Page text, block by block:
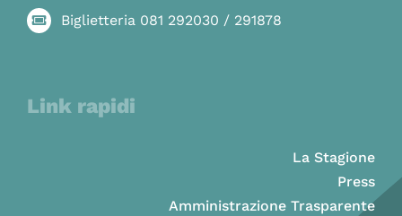
Biglietteria 081 292030 / 291878
Link rapidi
La Stagione
Press
Amministrazione Trasparente